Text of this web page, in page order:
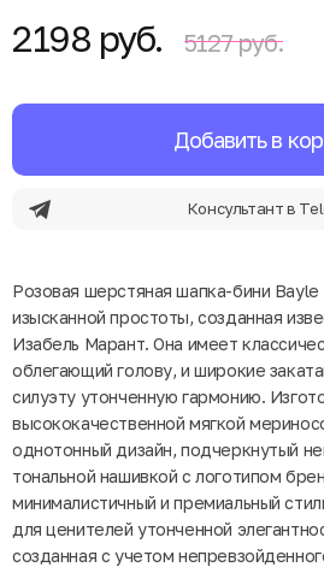
2198 руб. 5127 руб.
Добавить в
Консультант в
Розовая шерстяная шапка-бини
изысканной простоты, созданная
Изабель Марант. Она имеет
облегающий голову, и широкие
силуэту утонченную гармонию.
высококачественной мягкой
однотонный дизайн, подчеркнутый
тональной нашивкой с логотипом
минималистичный и премиальный
для ценителей утонченной
созданная с учетом